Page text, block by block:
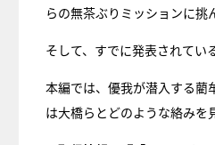
らの無茶ぶりミッションに挑
そして、すでに発表されてい
本編では、優我が潜入する藺
は大橋らとどのような絡みを